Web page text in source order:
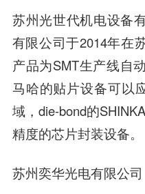
苏州光世代机电设备
有限公司于2014年在
产品为SMT生产线自
马哈的贴片设备可以
域，die-bond的
精度的芯片封装设备。
苏州奕华光电有限公司